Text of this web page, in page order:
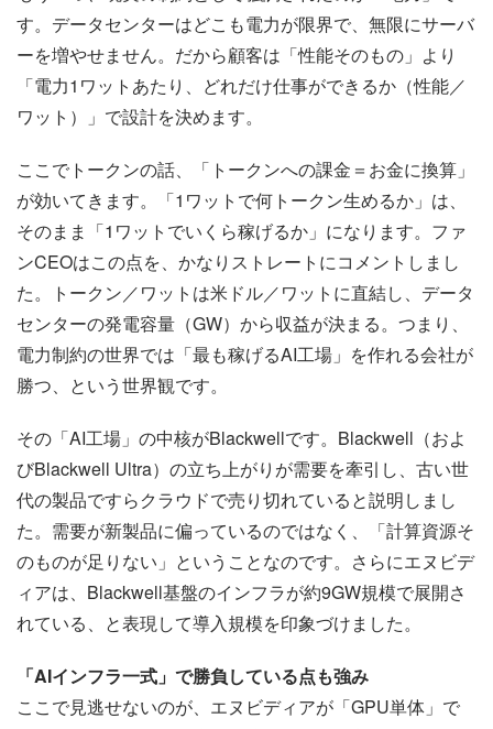
す。データセンターはどこも電力が限界で、無限にサーバ
ーを増やせません。だから顧客は「性能そのもの」より
「電力1ワットあたり、どれだけ仕事ができるか（性能／
ワット）」で設計を決めます。
ここでトークンの話、「トークンへの課金＝お金に換算」
が効いてきます。「1ワットで何トークン生めるか」は、
そのまま「1ワットでいくら稼げるか」になります。ファ
ンCEOはこの点を、かなりストレートにコメントしまし
た。トークン／ワットは米ドル／ワットに直結し、データ
センターの発電容量（GW）から収益が決まる。つまり、
電力制約の世界では「最も稼げるAI工場」を作れる会社が
勝つ、という世界観です。
その「AI工場」の中核がBlackwellです。Blackwell（およ
びBlackwell Ultra）の立ち上がりが需要を牽引し、古い世
代の製品ですらクラウドで売り切れていると説明しまし
た。需要が新製品に偏っているのではなく、「計算資源そ
のものが足りない」ということなのです。さらにエヌビデ
ィアは、Blackwell基盤のインフラが約9GW規模で展開さ
れている、と表現して導入規模を印象づけました。
「AIインフラ一式」で勝負している点も強み
ここで見逃せないのが、エヌビディアが「GPU単体」で